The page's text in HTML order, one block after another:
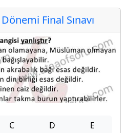
Final Sınavı
C D E